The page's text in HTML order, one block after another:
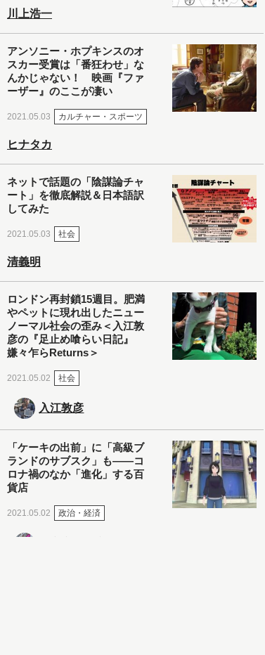
川上浩一
アンソニー・ホプキンスのオ
スカー受賞は「番狂わせ」な
んかじゃない！ 映画『ファ
ーザー』のここが凄い
2021.05.03 カルチャー・スポーツ
ヒナタカ
ネットで話題の「陰謀論チャ
ート」を徹底解説＆日本語訳
してみた
2021.05.03 社会
清義明
ロンドン再封鎖15週目。肥満
やペットに現れ出したニュー
ノーマル社会の歪み＜入江敦
彦の『足止め喰らい日記』
嫌々乍らReturns＞
2021.05.02 社会
入江敦彦
「ケーキの出前」に「高級ブ
ランドのサブスク」も――コ
ロナ禍のなか「進化」する百
貨店
2021.05.02 政治・経済